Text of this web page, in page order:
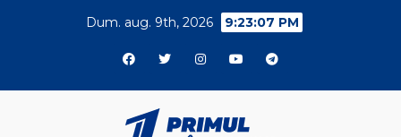
Dum. aug. 9th, 2026 9:23:07 PM